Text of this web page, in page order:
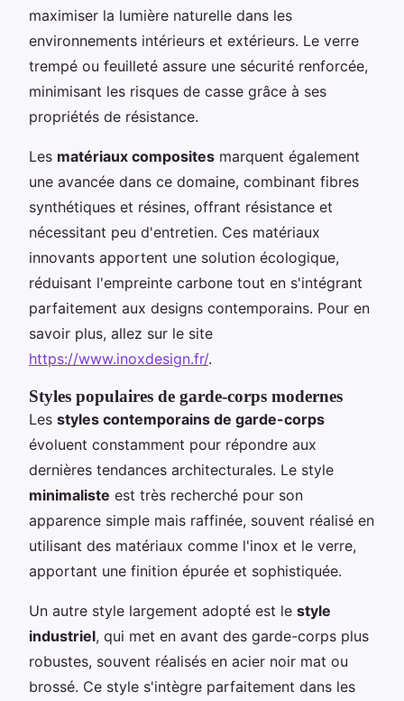
maximiser la lumière naturelle dans les
environnements intérieurs et extérieurs. Le verre
trempé ou feuilleté assure une sécurité renforcée,
minimisant les risques de casse grâce à ses
propriétés de résistance.
Les matériaux composites marquent également
une avancée dans ce domaine, combinant fibres
synthétiques et résines, offrant résistance et
nécessitant peu d'entretien. Ces matériaux
innovants apportent une solution écologique,
réduisant l'empreinte carbone tout en s'intégrant
parfaitement aux designs contemporains. Pour en
savoir plus, allez sur le site
https://www.inoxdesign.fr/.
Styles populaires de garde-corps modernes
Les styles contemporains de garde-corps
évoluent constamment pour répondre aux
dernières tendances architecturales. Le style
minimaliste est très recherché pour son
apparence simple mais raffinée, souvent réalisé en
utilisant des matériaux comme l'inox et le verre,
apportant une finition épurée et sophistiquée.
Un autre style largement adopté est le style
industriel, qui met en avant des garde-corps plus
robustes, souvent réalisés en acier noir mat ou
brossé. Ce style s'intègre parfaitement dans les